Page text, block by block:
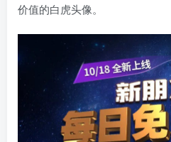
价值的白虎头像。